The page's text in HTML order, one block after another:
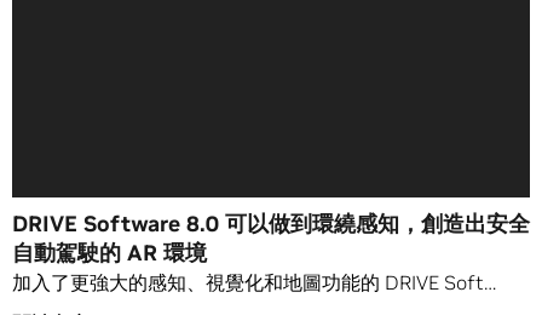
DRIVE Software 8.0 可以做到環繞感知，創造出安全
自動駕駛的 AR 環境
加入了更強大的感知、視覺化和地圖功能的 DRIVE Soft…